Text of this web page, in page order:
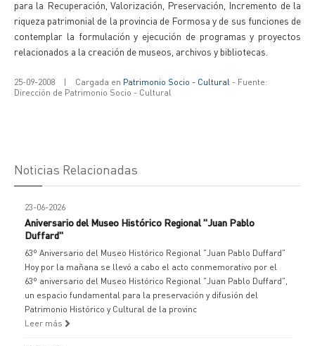
para la Recuperación, Valorización, Preservación, Incremento de la
riqueza patrimonial de la provincia de Formosa y de sus funciones de
contemplar la formulación y ejecución de programas y proyectos
relacionados a la creación de museos, archivos y bibliotecas.
25-09-2008 | Cargada en Patrimonio Socio - Cultural - Fuente:
Dirección de Patrimonio Socio - Cultural
Noticias Relacionadas
23-06-2026
Aniversario del Museo Histórico Regional "Juan Pablo
Duffard"
63º Aniversario del Museo Histórico Regional "Juan Pablo Duffard"
Hoy por la mañana se llevó a cabo el acto conmemorativo por el
63º aniversario del Museo Histórico Regional "Juan Pablo Duffard",
un espacio fundamental para la preservación y difusión del
Patrimonio Histórico y Cultural de la provinc
Leer más